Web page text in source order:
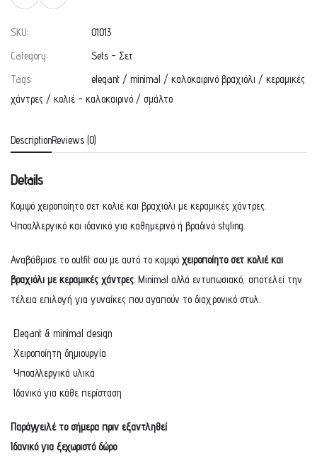
SKU:
01013
Category:
Sets - Σετ
Tags:
elegant / minimal / καλοκαιρινό βραχιόλι / κεραμικές
χάντρες / κολιέ - καλοκαιρινό / σμάλτο
DescriptionReviews (0)
Details
Κομψό χειροποίητο σετ κολιέ και βραχιόλι με κεραμικές χάντρες.
Υποαλλεργικό και ιδανικό για καθημερινό ή βραδινό styling.
Αναβάθμισε το outfit σου με αυτό το κομψό χειροποίητο σετ κολιέ και
βραχιόλι με κεραμικές χάντρες . Minimal αλλά εντυπωσιακό, αποτελεί την
τέλεια επιλογή για γυναίκες που αγαπούν το διαχρονικό στυλ.
Elegant & minimal design
Χειροποίητη δημιουργία
Υποαλλεργικά υλικά
Ιδανικό για κάθε περίσταση
Παράγγειλέ το σήμερα πριν εξαντληθεί
Ιδανικό για ξεχωριστό δώρο